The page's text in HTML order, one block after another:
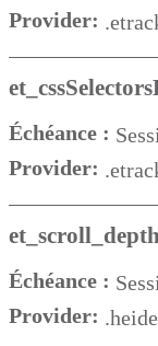
Provider:
Échéance :
Provider:
et_scroll_depth
Échéance :
Provider: